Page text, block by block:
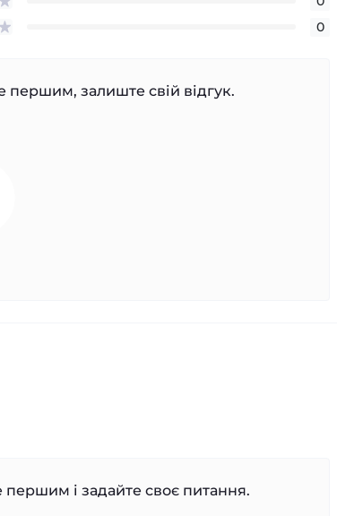
0
першим, залиште свій відгук.
і задайте своє питання.